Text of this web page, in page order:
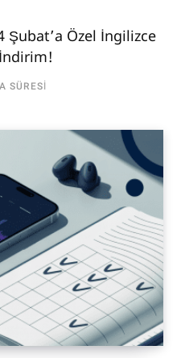
Şubat’a Özel İngilizce
SÜRESI